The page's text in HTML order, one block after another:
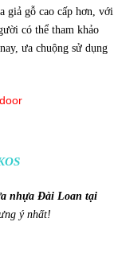
giả gỗ cao cấp hơn, với
có thể tham khảo
ưa chuộng sử dụng
nhựa Đài Loan tại
ý nhất!